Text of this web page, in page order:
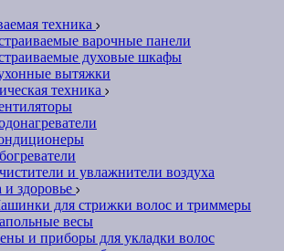
техника
варочные панели
духовые шкафы
вытяжки
техника
и увлажнители воздуха
и здоровье
для стрижки волос и триммеры
весы
и приборы для укладки волос